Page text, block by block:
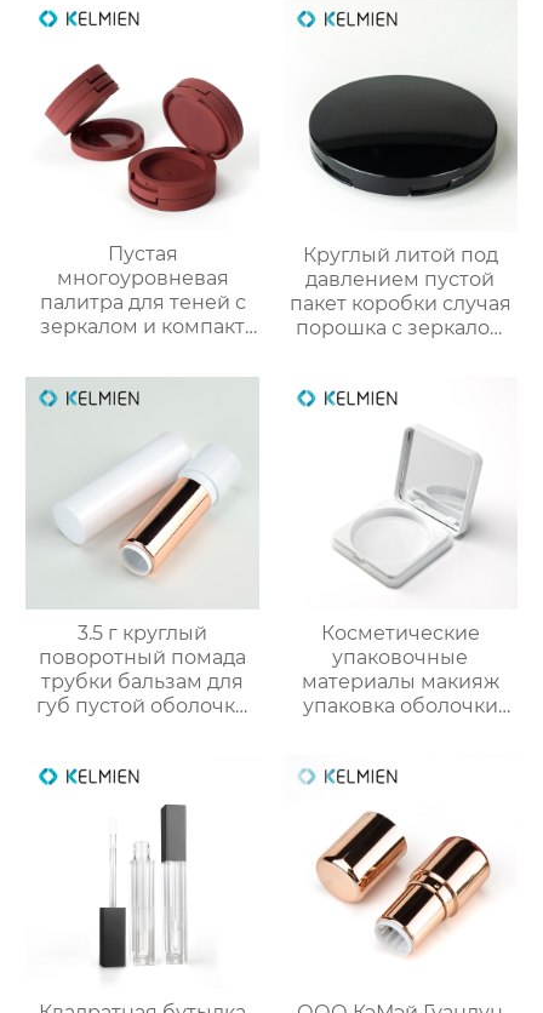
столкновения тушь
трубки
зеркалом защелки
УФ консилер
пластиковые
Пустая
многоуровневая
палитра для теней с
зеркалом и компакт
для косметики
Круглый литой под
давлением пустой
пакет коробки случая
порошка с зеркалом
3.5 г круглый
поворотный помада
трубки бальзам для
губ пустой оболочки
Косметические
упаковочные
материалы макияж
упаковка оболочки
фундамент оболочки
глянцевый УФ
квадратных
пластиковых оболочек